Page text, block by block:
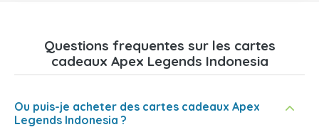
Questions frequentes sur les cartes
cadeaux Apex Legends Indonesia
Ou puis-je acheter des cartes cadeaux Apex
Legends Indonesia ?